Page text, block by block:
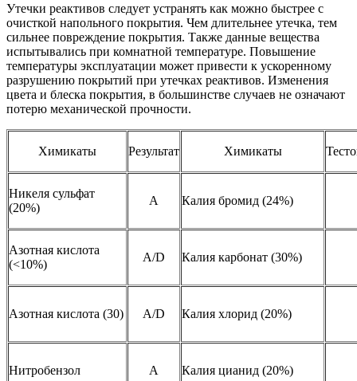
Утечки реактивов следует устранять как можно быстрее с
очисткой напольного покрытия. Чем длительнее утечка, тем
сильнее повреждение покрытия. Также данные вещества
испытывались при комнатной температуре. Повышение
температуры эксплуатации может привести к ускоренному
разрушению покрытий при утечках реактивов. Изменения
цвета и блеска покрытия, в большинстве случаев не означают
потерю механической прочности.
Химикаты Результат Химикаты
Никеля сульфат
(20%)
А Калия бромид (24%)
Азотная кислота
(<10%)
A/D Калия карбонат (30%)
Азотная кислота (30) A/D Калия хлорид (20%)
Нитробензол A Калия цианид (20%)